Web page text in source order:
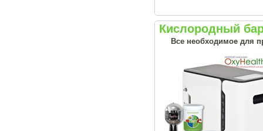
Кислородный
Все необходимое для